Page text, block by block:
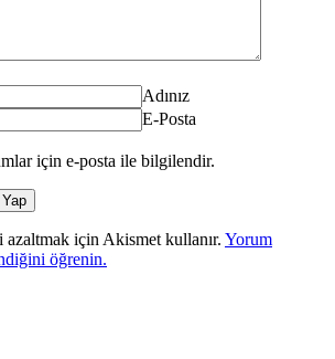
Adınız
E-Posta
için e-posta ile bilgilendir.
azaltmak için Akismet kullanır. Yorum
öğrenin.